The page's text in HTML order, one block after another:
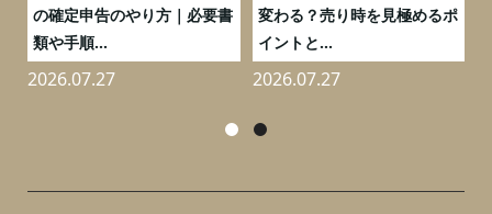
の確定申告のやり方｜必要書
類や手順...
2026.07.27
変わる？売り時を見極めるポ
イントと...
2026.07.27